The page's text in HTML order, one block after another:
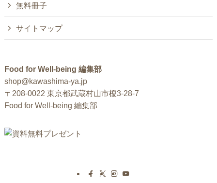
無料冊子
サイトマップ
Food for Well-being 編集部
shop@kawashima-ya.jp
〒208-0022 東京都武蔵村山市榎3-28-7
Food for Well-being 編集部